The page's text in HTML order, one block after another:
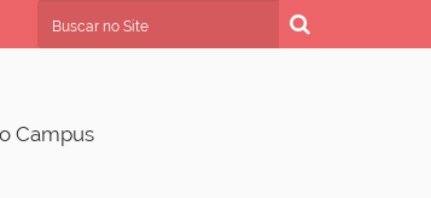
Busca Avançada…
Campus